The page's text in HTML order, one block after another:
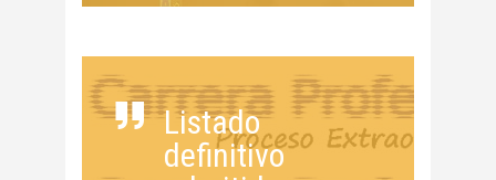
Listado
definitivo